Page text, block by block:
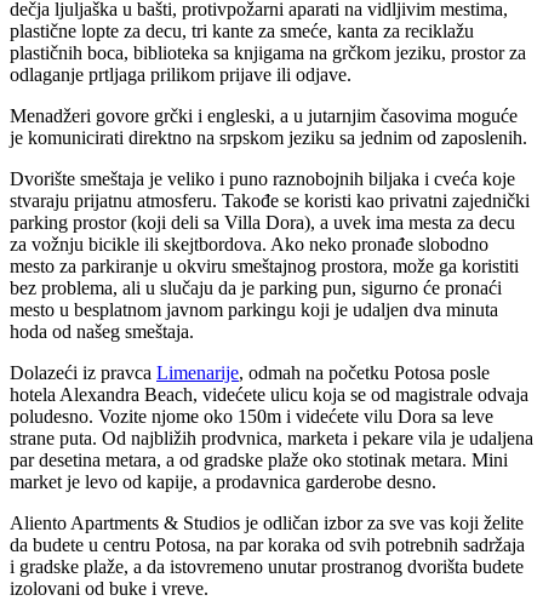
dečja ljuljaška u bašti, protivpožarni aparati na vidljivim mestima,
plastične lopte za decu, tri kante za smeće, kanta za reciklažu
plastičnih boca, biblioteka sa knjigama na grčkom jeziku, prostor za
odlaganje prtljaga prilikom prijave ili odjave.
Menadžeri govore grčki i engleski, a u jutarnjim časovima moguće
je komunicirati direktno na srpskom jeziku sa jednim od zaposlenih.
Dvorište smeštaja je veliko i puno raznobojnih biljaka i cveća koje
stvaraju prijatnu atmosferu. Takođe se koristi kao privatni zajednički
parking prostor (koji deli sa Villa Dora), a uvek ima mesta za decu
za vožnju bicikle ili skejtbordova. Ako neko pronađe slobodno
mesto za parkiranje u okviru smeštajnog prostora, može ga koristiti
bez problema, ali u slučaju da je parking pun, sigurno će pronaći
mesto u besplatnom javnom parkingu koji je udaljen dva minuta
hoda od našeg smeštaja.
Dolazeći iz pravca Limenarije, odmah na početku Potosa posle
hotela Alexandra Beach, videćete ulicu koja se od magistrale odvaja
poludesno. Vozite njome oko 150m i videćete vilu Dora sa leve
strane puta. Od najbližih prodvnica, marketa i pekare vila je udaljena
par desetina metara, a od gradske plaže oko stotinak metara. Mini
market je levo od kapije, a prodavnica garderobe desno.
Aliento Apartments & Studios je odličan izbor za sve vas koji želite
da budete u centru Potosa, na par koraka od svih potrebnih sadržaja
i gradske plaže, a da istovremeno unutar prostranog dvorišta budete
izolovani od buke i vreve.